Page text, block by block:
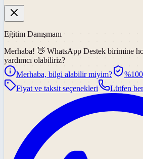
Eğitim Danışmanı
Merhaba! 👋 WhatsApp Destek birimine
yardımcı olabiliriz?
Merhaba, bilgi alabilir miyim?
Fiyat ve taksit seçenekleri
Lütfen